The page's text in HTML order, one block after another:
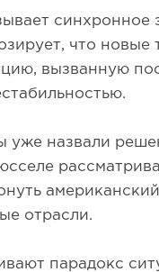
что новые
вызванную
уже назвали
отрасли.
парадокс